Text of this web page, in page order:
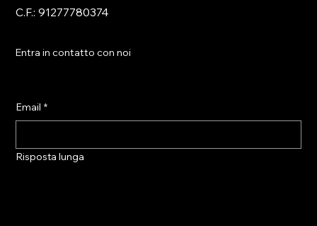
C.F.: 91277780374
Entra in contatto con noi
Email *
Risposta lunga